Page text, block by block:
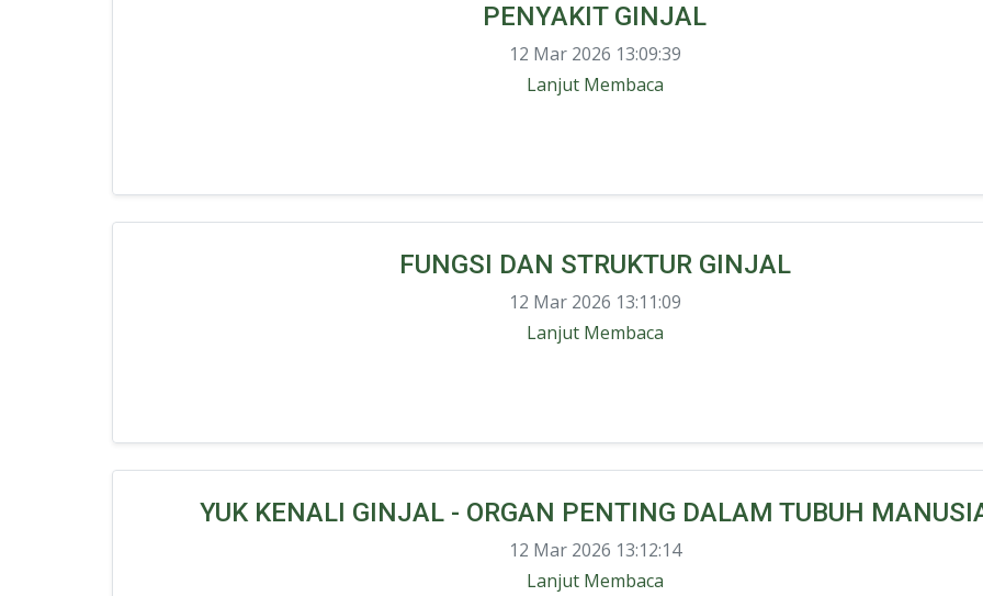
PENYAKIT GINJAL
12 Mar 2026 13:09:39
Lanjut Membaca
FUNGSI DAN STRUKTUR GINJAL
12 Mar 2026 13:11:09
Lanjut Membaca
YUK KENALI GINJAL - ORGAN PENTING DALAM TUBUH
12 Mar 2026 13:12:14
Lanjut Membaca